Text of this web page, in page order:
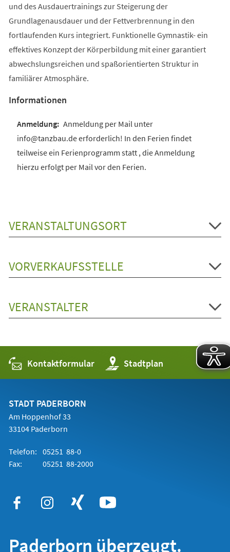
und des Ausdauertrainings zur Steigerung der
Grundlagenausdauer und der Fettverbrennung in den
fortlaufenden Kurs integriert. Funktionelle Gymnastik- ein
effektives Konzept der Körperbildung mit einer garantiert
abwechslungsreichen und spaßorientierten Struktur in
familiärer Atmosphäre.
Informationen
Anmeldung per Mail unter
info@tanzbau.de erforderlich! In den Ferien findet
teilweise ein Ferienprogramm statt , die Anmeldung
hierzu erfolgt per Mail vor den Ferien.
VERANSTALTUNGSORT
VORVERKAUFSSTELLE
VERANSTALTER
Kontaktformular Stadtplan
(Öffnet
in
einem
STADT PADERBORN
Am Hoppenhof 33
33104 Paderborn
Telefon: 05251 88-0
Fax:
05251 88-2000
Paderborn überzeugt.